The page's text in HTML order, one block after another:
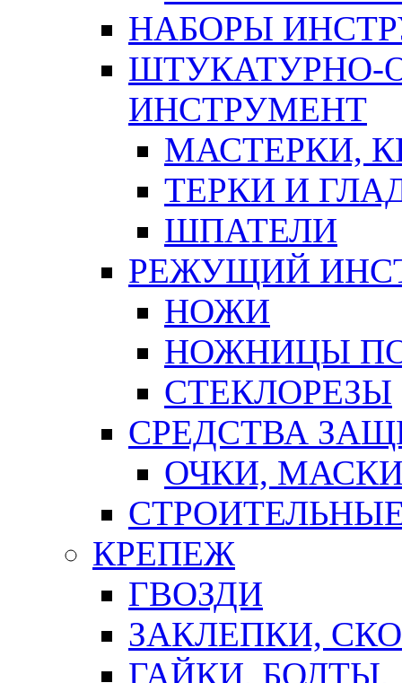
НАБОРЫ
ШТУКАТУРНО-
ИНСТРУМЕНТ
МАСТЕРКИ,
ТЕРКИ И
ШПАТЕЛИ
РЕЖУЩИЙ
НОЖИ
НОЖНИЦЫ
СТЕКЛОРЕЗЫ
СРЕДСТВА
ОЧКИ,
КРЕПЕЖ
ГВОЗДИ
ЗАКЛЕПКИ,
ГАЙКИ,